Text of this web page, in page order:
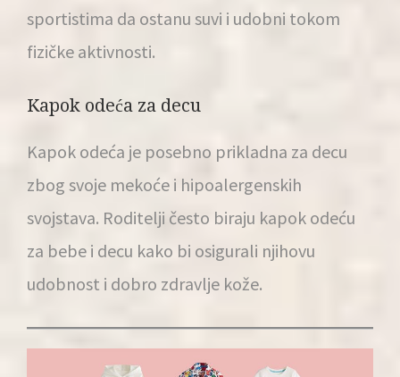
sportistima da ostanu suvi i udobni tokom
fizičke aktivnosti.
Kapok odeća za decu
Kapok odeća je posebno prikladna za decu
zbog svoje mekoće i hipoalergenskih
svojstava. Roditelji često biraju kapok odeću
za bebe i decu kako bi osigurali njihovu
udobnost i dobro zdravlje kože.